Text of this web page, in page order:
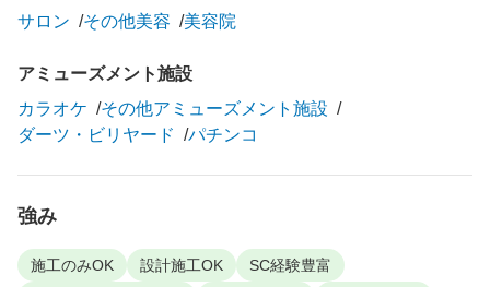
サロン
その他美容 美容院
アミューズメント施設
カラオケ
その他アミューズメント施設
ダーツ・ビリヤード
パチンコ
強み
施工のみOK 設計施工OK
SC経験豊富